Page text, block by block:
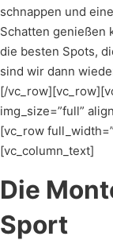
schnappen und
Schatten genießen
die besten Spots,
sind wir dann
[/
img_size=”full”
[vc_row
[vc_column_text]
Die
Sport